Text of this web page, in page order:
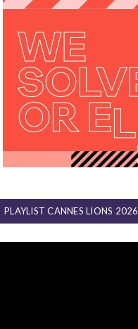
PLAYLIST CANNES LIONS 2026